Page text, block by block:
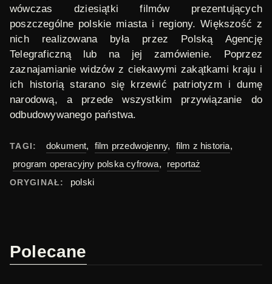
wówczas dziesiątki filmów prezentujących
poszczególne polskie miasta i regiony. Większość z
nich realizowana była przez Polską Agencję
Telegraficzną lub na jej zamówienie. Poprzez
zaznajamianie widzów z ciekawymi zakątkami kraju i
ich historią starano się krzewić patriotyzm i dumę
narodową, a przede wszystkim przywiązanie do
odbudowywanego państwa.
TAGI: dokument, film przedwojenny, film z historia,
program operacyjny polska cyfrowa, reportaż
ORYGINAŁ: polski
Polecane